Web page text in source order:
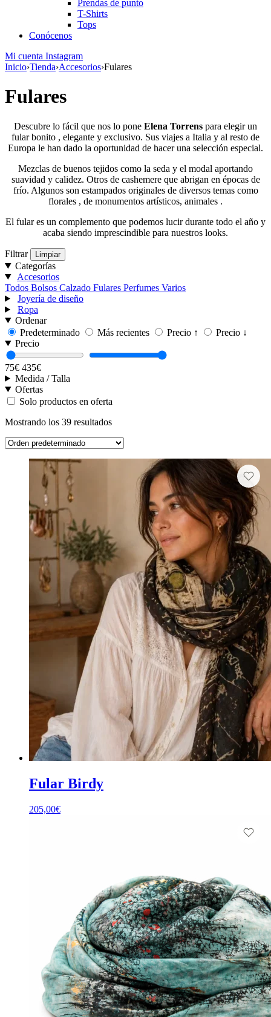
Prendas de punto
T-Shirts
Tops
Conócenos
Mi cuenta Instagram
Inicio›Tienda›Accesorios›Fulares
Fulares
Descubre lo fácil que nos lo pone Elena Torrens para elegir un
fular bonito , elegante y exclusivo. Sus viajes a Italia y al resto de
Europa le han dado la oportunidad de hacer una selección especial.
Mezclas de buenos tejidos como la seda y el modal aportando
suavidad y calidez. Otros de cashemere que abrigan en épocas de
frío. Algunos son estampados originales de diversos temas como
florales , de monumentos artísticos, animales .
El fular es un complemento que podemos lucir durante todo el año y
acaba siendo imprescindible para nuestros looks.
Filtrar Limpiar
Categorías
Accesorios
Todos Bolsos Calzado Fulares Perfumes Varios
Joyería de diseño
Ropa
Ordenar
Predeterminado
Más recientes Precio ↑
Precio ↓
Precio
75€ 435€
Medida / Talla
Ofertas
Solo productos en oferta
Mostrando los 39 resultados
Fular Birdy
205,00€